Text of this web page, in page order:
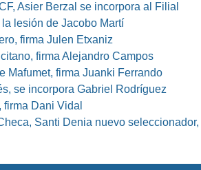
Asier Berzal se incorpora al Filial
lesión de Jacobo Martí
firma Julen Etxaniz
firma Alejandro Campos
Mafumet, firma Juanki Ferrando
se incorpora Gabriel Rodríguez
firma Dani Vidal
Denia nuevo seleccionador, Pablo Amo su ayudante